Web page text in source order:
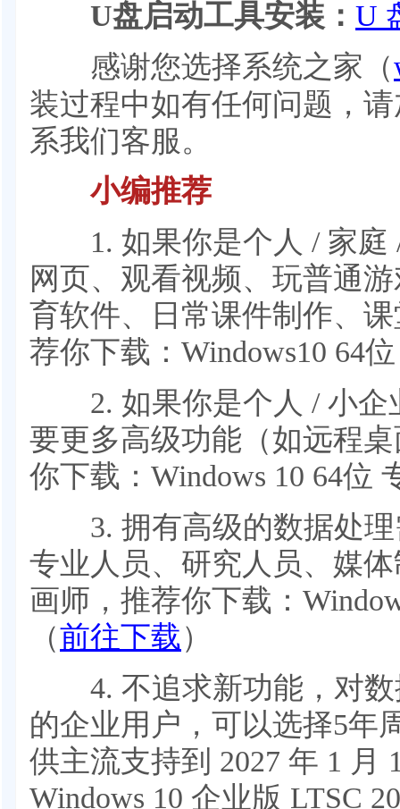
U盘启动工具安装： U
感谢您选择系统之家（
装过程中如有任何问题，请
系我们客服。
小编推荐
1. 如果你是个人 / 家庭 /
网页、观看视频、玩普通
育软件、日常课件制作、
荐你下载：Windows10 64
2. 如果你是个人 / 小企
要更多高级功能（如远程
你下载：Windows 10 64位
3. 拥有高级的数据处理
专业人员、研究人员、媒
画师，推荐你下载：
（前往下载）
4. 不追求新功能，对数
的企业用户，可以选择5年
供主流支持到 2027 年 1 月
Windows 10 企业版 LTSC